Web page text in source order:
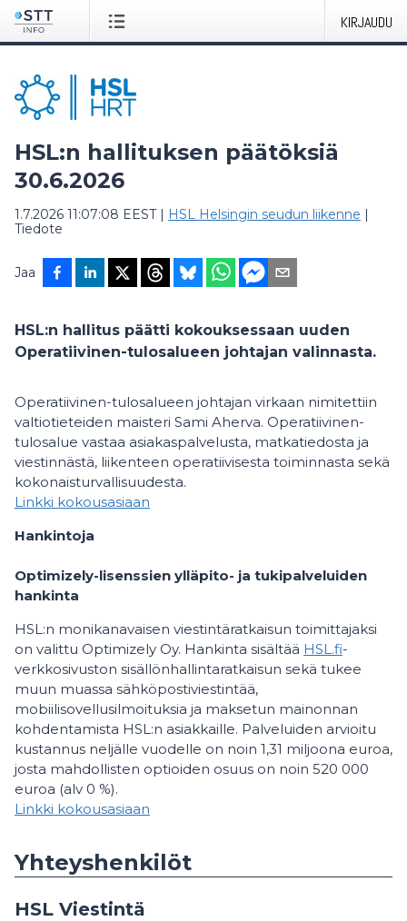
KIRJAUDU
HSL:n hallituksen päätöksiä
30.6.2026
1.7.2026 11:07:08 EEST| HSL Helsingin seudun liikenne |
Tiedote
Jaa
HSL:n hallitus päätti kokouksessaan uuden
Operatiivinen-tulosalueen johtajan valinnasta.
Operatiivinen-tulosalueen johtajan virkaan nimitettiin
valtiotieteiden maisteri Sami Aherva. Operatiivinen-
tulosalue vastaa asiakaspalvelusta, matkatiedosta ja
viestinnästä, liikenteen operatiivisesta toiminnasta sekä
kokonaisturvallisuudesta.
Linkki kokousasiaan
Hankintoja
Optimizely-lisenssien ylläpito- ja tukipalveluiden
hankinta
HSL:n monikanavaisen viestintäratkaisun toimittajaksi
on valittu Optimizely Oy. Hankinta sisältää HSL.fi-
verkkosivuston sisällönhallintaratkaisun sekä tukee
muun muassa sähköpostiviestintää,
mobiilisovellusilmoituksia ja maksetun mainonnan
kohdentamista HSL:n asiakkaille. Palveluiden arvioitu
kustannus neljälle vuodelle on noin 1,31 miljoona euroa,
josta mahdollisten optioiden osuus on noin 520 000
euroa (alv 0 %).
Linkki kokousasiaan
Yhteyshenkilöt
HSL Viestintä